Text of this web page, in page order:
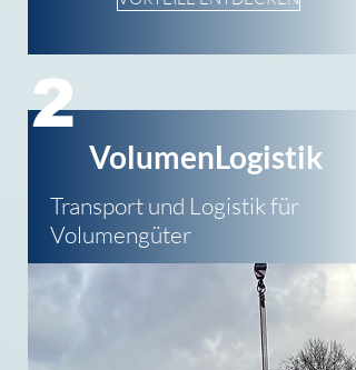
VolumenLogistik
Transport und Logistik für
Volumengüter
2